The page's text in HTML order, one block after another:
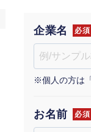
品質ガイドライ
社内コンペ
クレーム窓口
定額制採用代行
営業改善特化の
定額LINE運用
1本無料で記事
定額制LP制作・
採用YouTubeチ
道場TOP
動画編集
エンジニア
広告運用
企業名 必須
※個人の方は
お名前 必須